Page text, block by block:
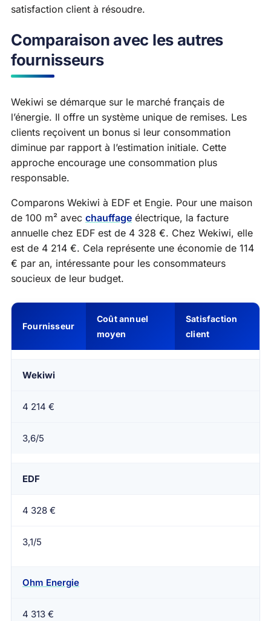
satisfaction client à résoudre.
Comparaison avec les autres
fournisseurs
Wekiwi se démarque sur le marché français de
l’énergie. Il offre un système unique de remises. Les
clients reçoivent un bonus si leur consommation
diminue par rapport à l’estimation initiale. Cette
approche encourage une consommation plus
responsable.
Comparons Wekiwi à EDF et Engie. Pour une maison
de 100 m² avec chauffage électrique, la facture
annuelle chez EDF est de 4 328 €. Chez Wekiwi, elle
est de 4 214 €. Cela représente une économie de 114
€ par an, intéressante pour les consommateurs
soucieux de leur budget.
Fournisseur
Coût annuel
moyen
Satisfaction
client
Wekiwi
4 214 €
3,6/5
EDF
4 328 €
3,1/5
Ohm Energie
4 313 €